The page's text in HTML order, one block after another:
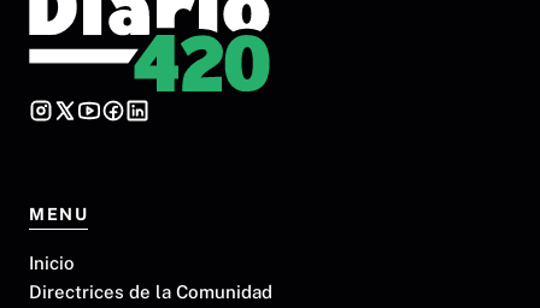
MENU
Inicio
Directrices de la Comunidad